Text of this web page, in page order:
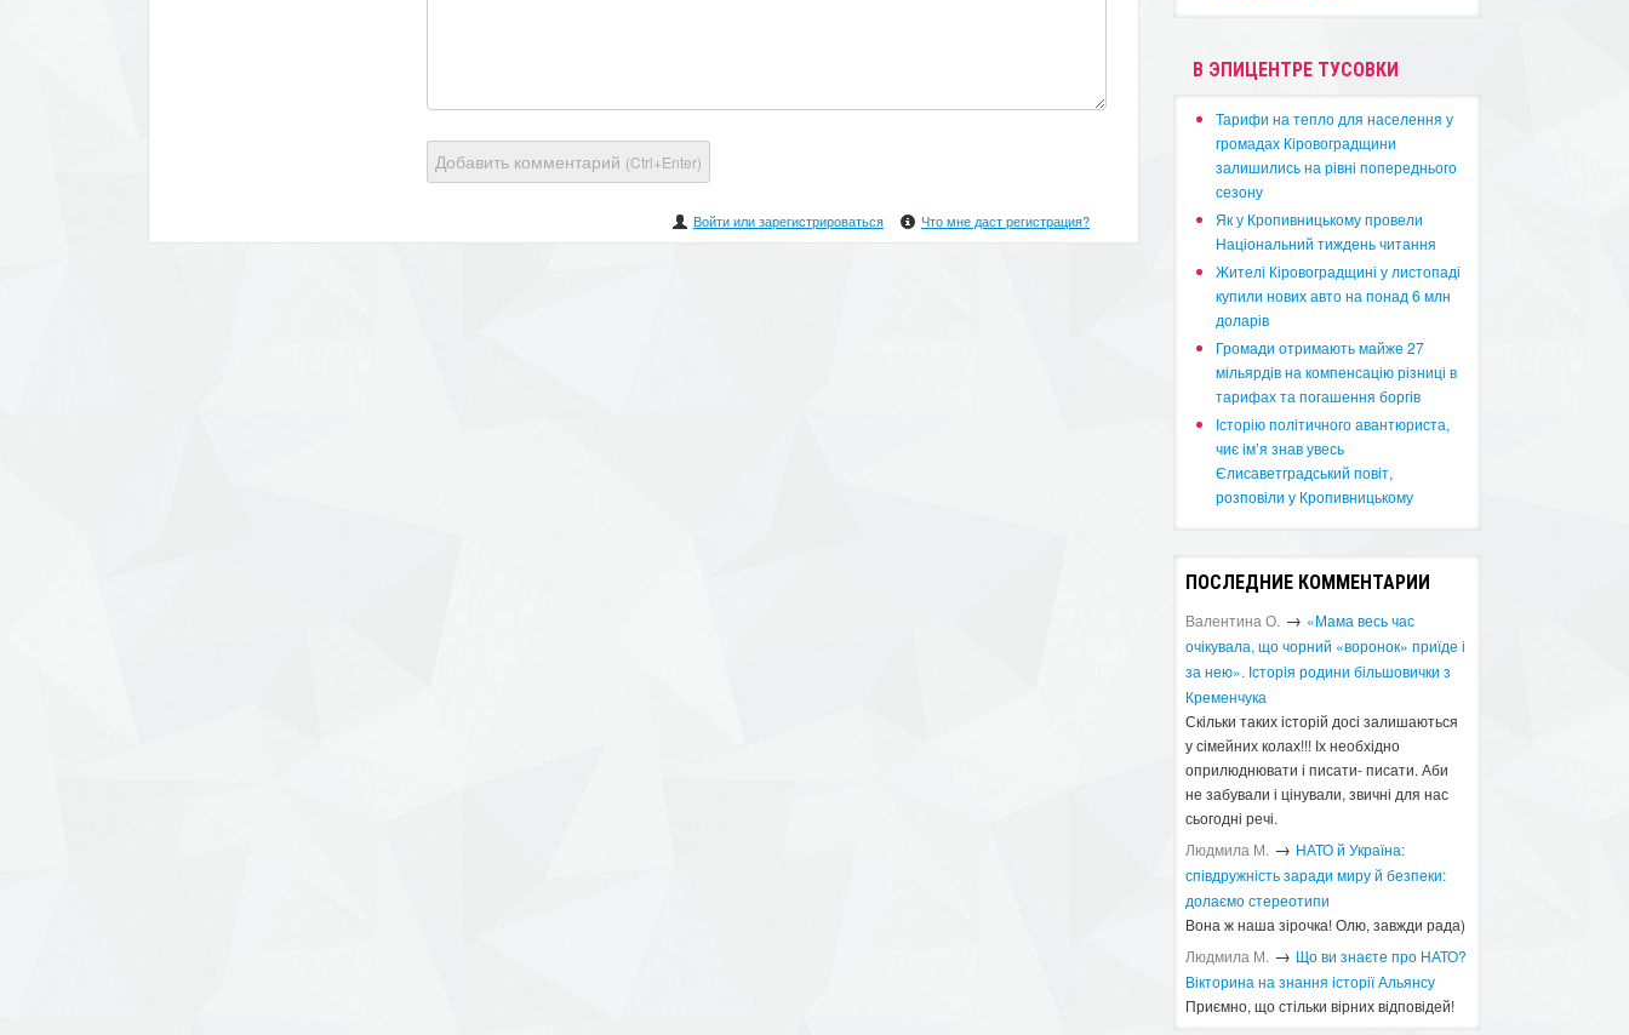
Добавить комментарий (Ctrl+Enter)
Войти или зарегистрироваться Что мне даст регистрация?
В ЭПИЦЕНТРЕ ТУСОВКИ
​Тарифи на тепло для населення у
громадах Кіровоградщини
залишились на рівні попереднього
сезону
​Як у Кропивницькому провели
Національний тиждень читання
​Жителі Кіровоградщині у листопаді
купили нових авто на понад 6 млн
доларів
​Громади отримають майже 27
мільярдів на компенсацію різниці в
тарифах та погашення боргів
Історію політичного авантюриста,
чиє ім’я знав увесь
Єлисаветградський повіт,
розповіли у Кропивницькому
ПОСЛЕДНИЕ КОММЕНТАРИИ
Валентина О. → «Мама весь час
очікувала, що чорний «воронок» приїде і
за нею». Історія родини більшовички з
Кременчука
Скільки таких історій досі залишаються
у сімейних колах!!! Іх необхідно
оприлюднювати і писати- писати. Аби
не забували і цінували, звичні для нас
сьогодні речі.
Людмила М. → ​НАТО й Україна:
співдружність заради миру й безпеки:
долаємо стереотипи
Вона ж наша зірочка! Олю, завжди рада)
Людмила М. → Що ви знаєте про НАТО?
Вікторина на знання історії Альянсу ​
Приємно, що стільки вірних відповідей!